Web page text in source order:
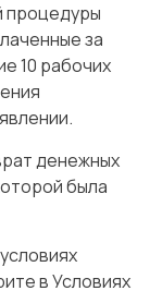
процедуры
за
10 рабочих
денежных
была
в Условиях